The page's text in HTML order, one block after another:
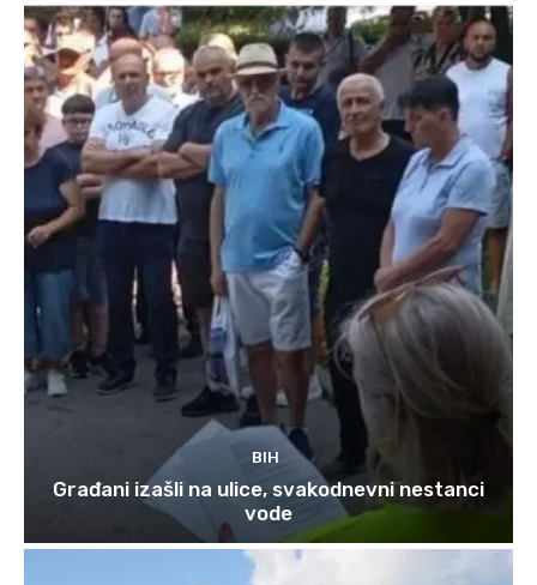
BIH
Građani izašli na ulice, svakodnevni nestanci
vode